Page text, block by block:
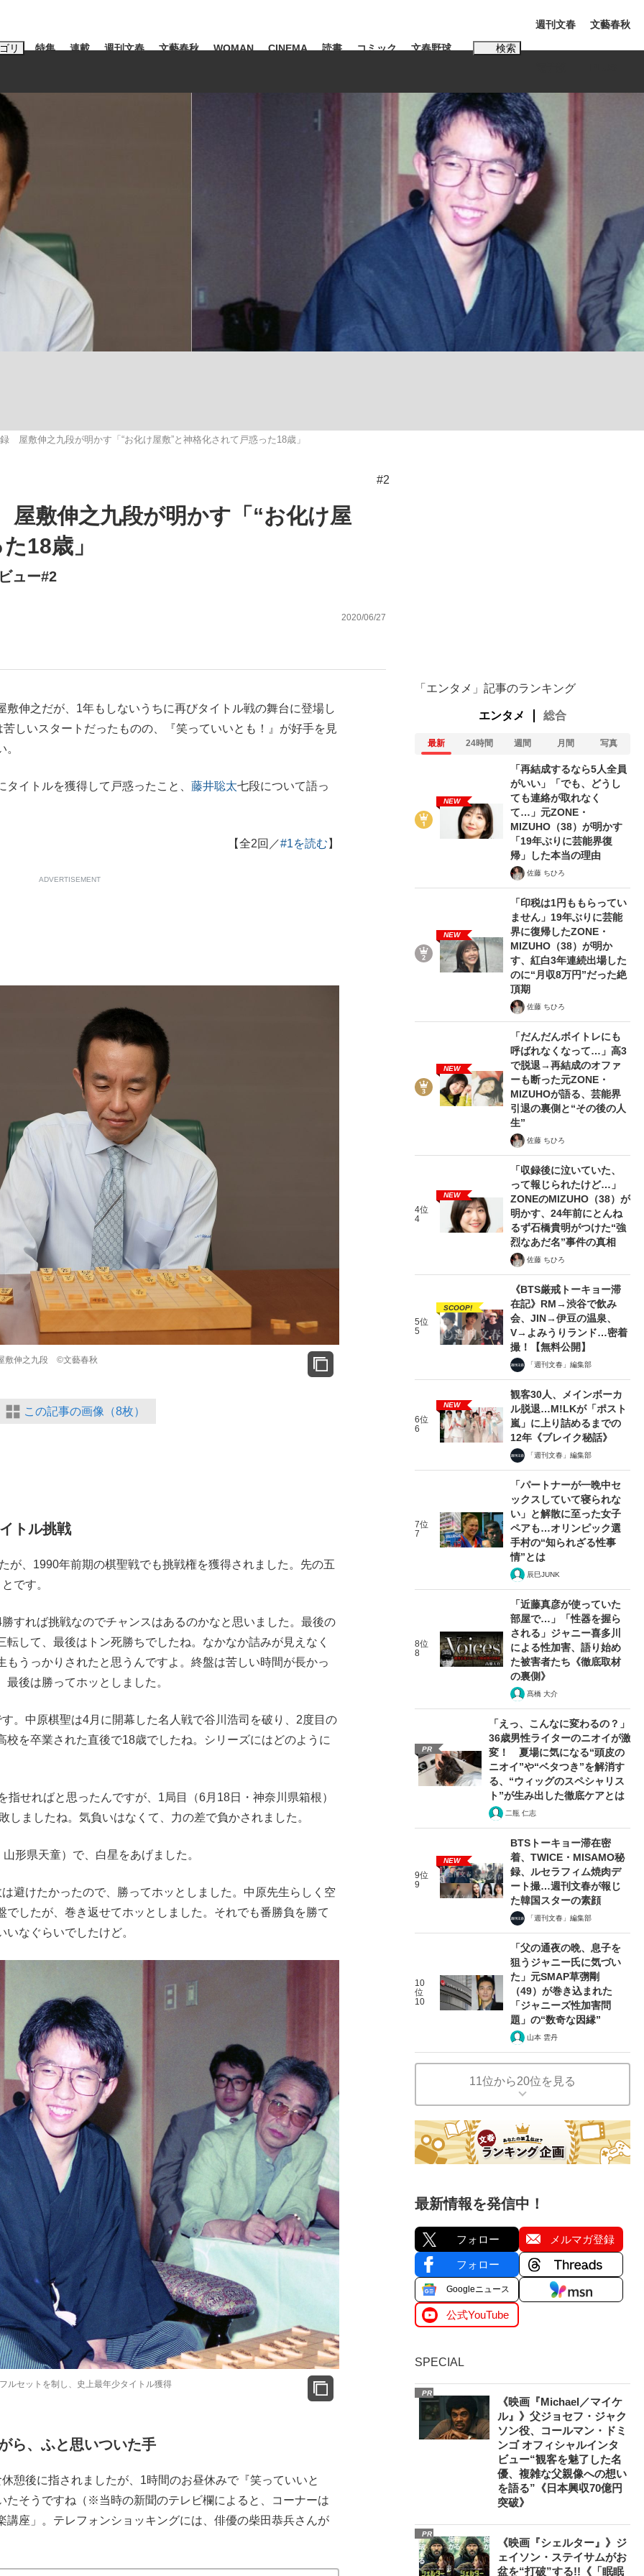
リ
み会、JIN→伊豆の... 「90%は失敗する。でも…」本田圭佑が初めて明かした日本代表監督に...
特集
日本生まれのK-POPアイドルたち
連載 週刊文春 文藝春秋 WOMAN CINEMA 読書 コミック 文春野球 検索
ワードタグ一覧
凌輝
亀和田武
週刊文春 文藝春秋
屋敷伸之九段が明かす「“お化け屋敷”と神格化されて戸惑った18歳」
#2
敷伸之九段が明かす「“お化け屋
18歳」
ュー#2
2020/06/27
伸之だが、1年もしないうちに再びタイトル戦の舞台に登場し
しいスタートだったものの、『笑っていいとも！』が好手を見
イトルを獲得して戸惑ったこと、 藤井聡太七段について語っ
【全2回／#1を読む 】
ADVERTISEMENT
敷伸之九段 ©文藝春秋
この記事の画像（8枚）
トル挑戦
、1990年前期の棋聖戦でも挑戦権を獲得されました。先の五
です。
すれば挑戦なのでチャンスはあるのかなと思いました。最後の
して、最後はトン死勝ちでしたね。なかなか詰みが見えなく
うっかりされたと思うんですよ。終盤は苦しい時間が長かっ
後は勝ってホッとしました。
。中原棋聖は4月に開幕した名人戦で谷川浩司を破り、2度目の
を卒業された直後で18歳でしたね。シリーズにはどのように
指せればと思ったんですが、1局目（6月18日・神奈川県箱根）
しましたね。気負いはなくて、力の差で負かされました。
形県天童）で、白星をあげました。
避けたかったので、勝ってホッとしました。中原先生らしく空
したが、巻き返せてホッとしました。それでも番勝負を勝て
なぐらいでしたけど。
ルセットを制し、史上最年少タイトル獲得
ら、ふと思いついた手
後に指されましたが、1時間のお昼休みで『笑っていいと
たそうですね（※当時の新聞のテレビ欄によると、コーナーは
講座」。テレフォンショッキングには、俳優の柴田恭兵さんが
「エンタメ」記事のランキング
エンタメ 総合
最新 24時間 週間 月間 写真
NEW
「再結成するなら5人全員
がいい」「でも、どうし
ても連絡が取れなく
て…」元ZONE・
MIZUHO（38）が明かす
「19年ぶりに芸能界復
帰」した本当の理由
佐藤 ちひろ
NEW
「印税は1円ももらってい
ません」19年ぶりに芸能
界に復帰したZONE・
MIZUHO（38）が明か
す、紅白3年連続出場した
のに“月収8万円”だった絶
頂期
佐藤 ちひろ
NEW
「だんだんボイトレにも
呼ばれなくなって…」高3
で脱退→再結成のオファ
ーも断った元ZONE・
MIZUHOが語る、芸能界
引退の裏側と“その後の人
生”
佐藤 ちひろ
4位
4
NEW
「収録後に泣いていた、
って報じられたけど…」
ZONEのMIZUHO（38）が
明かす、24年前にとんね
るず石橋貴明がつけた“強
烈なあだ名”事件の真相
佐藤 ちひろ
5位
5
SCOOP!
《BTS厳戒トーキョー滞
在記》RM→渋谷で飲み
会、JIN→伊豆の温泉、
V→よみうりランド…密着
撮！【無料公開】
「週刊文春」編集部
6位
6
NEW
観客30人、メインボーカ
ル脱退…M!LKが「ポスト
嵐」に上り詰めるまでの
12年《ブレイク秘話》
「週刊文春」編集部
7位
7
「パートナーが一晩中セ
ックスしていて寝られな
い」と解散に至った女子
ペアも…オリンピック選
手村の“知られざる性事
情”とは
辰巳JUNK
8位
8
「近藤真彦が使っていた
部屋で…」「性器を握ら
される」ジャニー喜多川
による性加害、語り始め
た被害者たち《徹底取材
の裏側》
髙橋 大介
PR
「えっ、こんなに変わるの？」
36歳男性ライターのニオイが激
変！ 夏場に気になる“頭皮の
ニオイ”や“ベタつき”を解消す
る、“ウィッグのスペシャリス
ト”が生み出した徹底ケアとは
二瓶 仁志
9位
9
NEW
BTSトーキョー滞在密
着、TWICE・MISAMO秘
録、ルセラフィム焼肉デ
ート撮…週刊文春が報じ
た韓国スターの素顔
「週刊文春」編集部
10
位
10
「父の通夜の晩、息子を
狙うジャニー氏に気づい
た」元SMAP草彅剛
（49）が巻き込まれた
「ジャニーズ性加害問
題」の“数奇な因縁”
山本 雲丹
11位から20位を見る
最新情報を発信中！
フォロー メルマガ登録
フォロー
Googleニュース
公式YouTube
SPECIAL
PR
《映画『Michael／マイケ
ル』》父ジョセフ・ジャク
ソン役、コールマン・ドミ
ンゴ オフィシャルインタ
ビュー“観客を魅了した名
優、複雑な父親像への想い
を語る”《日本興収70億円
突破》
PR
《映画『シェルター』》ジ
ェイソン・ステイサムがお
盆を“打破”する!!《「眠眠